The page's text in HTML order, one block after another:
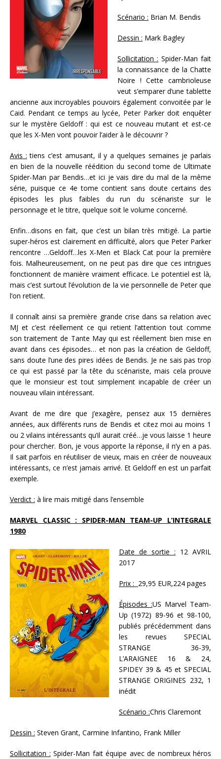
Scénario : Brian M. Bendis
Dessin : Mark Bagley
Sollicitation : Spider-Man fait
la connaissance de la Chatte
Noire ! Cette cambrioleuse
veut s’emparer d’une tablette
ancienne aux incroyables pouvoirs également convoitée par le
Caid. Pendant ce temps au lycée, Peter Parker doit enquêter
sur le mystère Geldoff : qui est ce nouveau mutant et est-ce
que les X-Men vont pouvoir l’aider à le découvrir ?
Avis : tiens c’est amusant, il y a quelques semaines je parlais
en bien de la nouvelle réédition du second tome de Ultimate
Spider-Man par Bendis…et ici je vais dire du mal de la même
série, puisque ce 4e tome contient sans doute certains des
épisodes les plus faibles du run du scénariste sur le
personnage et le titre, quelque soit le volume concerné.
Enfin…disons en fait, que c’est un bilan très mitigé. La partie
super-héros est clairement en difficulté, alors que Peter Parker
rencontre …Geldoff…les X-Men et Black Cat pour la première
fois. Malheureusement, on ne peut pas dire que ces intrigues
fonctionnent de manière vraiment efficace. Le potentiel est là,
mais c’est surtout l’évolution de la vie personnelle de Peter que
l’on retient.
Il connaît ainsi sa première grande crise dans sa relation avec
MJ et c’est réellement ce qui retient l’attention tout comme
son traitement de Tante May qui est réellement bien mise en
avant dans ces épisodes… et non pas la création de Geldoff,
sans doute l’une des pires idées de Bendis. Je ne sais pas trop
ce qui est passé par la tête du scénariste, mais cela prouve
que le monsieur est tout simplement incapable de créer un
nouveau vilain intéressant.
Avant de me dire que j’exagère, pensez aux 15 dernières
années, aux différents runs de Bendis et citez moi au moins 1
ou 2 vilains intéressants qu’il aurait créé…je vous laisse 1 heure
pour chercher. Bon, je vous apporte la réponse, il n’y en a pas.
Il sait parfois en réutiliser de vieux, mais en créer de nouveaux
intéressants, ce n’est jamais arrivé. Et Geldoff en est un parfait
exemple.
Verdict : à lire mais mitigé dans l’ensemble
MARVEL CLASSIC : SPIDER-MAN TEAM-UP L’INTEGRALE
1980
Date de sortie : 12 AVRIL
2017
Prix : 29,95 EUR,224 pages
Épisodes :US Marvel Team-
Up (1972) 89-96 et 98-100,
publiés précédemment dans
les revues SPECIAL
STRANGE 36-39,
L’ARAIGNEE 16 & 24,
SPIDEY 39 & 45 et SPECIAL
STRANGE ORIGINES 232, 1
inédit
Scénario :Chris Claremont
Dessin : Steven Grant, Carmine Infantino, Frank Miller
Sollicitation : Spider-Man fait équipe avec de nombreux héros